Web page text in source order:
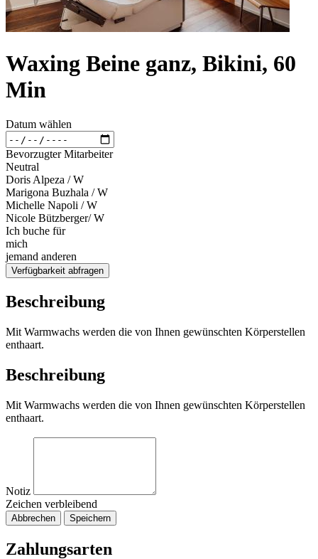
Waxing Beine ganz, Bikini, 60
Min
Datum wählen
Bevorzugter Mitarbeiter
Neutral
Doris Alpeza / W
Marigona Buzhala / W
Michelle Napoli / W
Nicole Bützberger/ W
Ich buche für
mich
jemand anderen
Verfügbarkeit abfragen
Beschreibung
Mit Warmwachs werden die von Ihnen gewünschten Körperstellen
enthaart.
Beschreibung
Mit Warmwachs werden die von Ihnen gewünschten Körperstellen
enthaart.
Notiz
Zeichen verbleibend
Abbrechen Speichern
Zahlungsarten